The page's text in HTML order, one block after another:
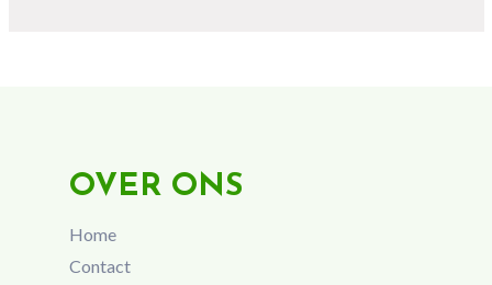
OVER ONS
Home
Contact